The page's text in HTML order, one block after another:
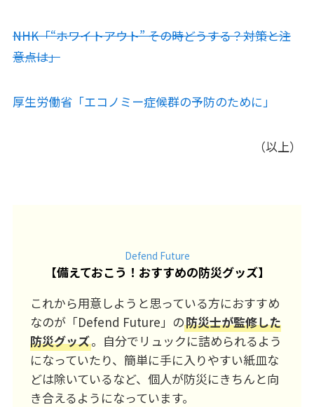
NHK「“ホワイトアウト” その時どうする？対策と注
意点は」
厚生労働省「エコノミー症候群の予防のために」
（以上）
Defend Future
【備えておこう！おすすめの防災グッズ】
これから用意しようと思っている方におすすめ
なのが「Defend Future」の防災士が監修した
防災グッズ。自分でリュックに詰められるよう
になっていたり、簡単に手に入りやすい紙皿な
どは除いているなど、個人が防災にきちんと向
き合えるようになっています。